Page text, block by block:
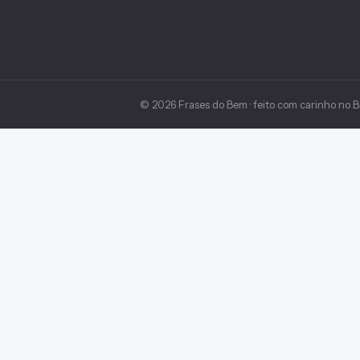
© 2026 Frases do Bem · feito com carinho no